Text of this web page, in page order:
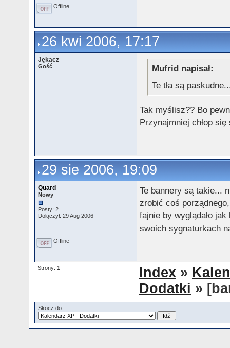
Offline
26 kwi 2006, 17:17
Jękacz
Gość
Mufrid napisał:
Te tła są
Tak myślisz?? Bo
Przynajmniej chłop się
29 sie 2006, 19:09
Quard
Nowy
Posty: 2
Dołączył: 29 Aug 2006
Te bannery są takie...
zrobić coś
fajnie by wyglądało
swoich sygnaturkach
Offline
Strony: 1 Index »
Dodatki »
Skocz do